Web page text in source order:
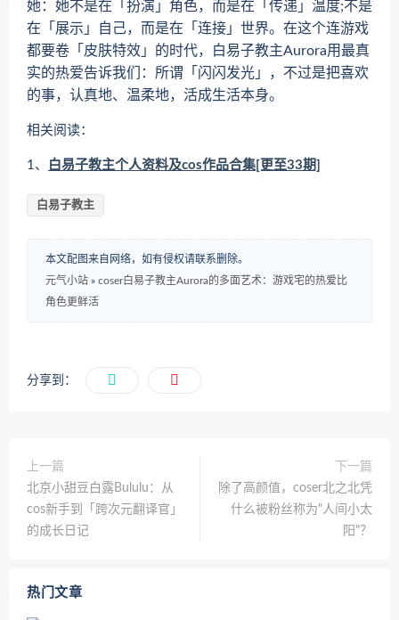
她：她不是在「扮演」角色，而是在「传递」温度;不是
在「展示」自己，而是在「连接」世界。在这个连游戏
都要卷「皮肤特效」的时代，白易子教主Aurora用最真
实的热爱告诉我们：所谓「闪闪发光」，不过是把喜欢
的事，认真地、温柔地，活成生活本身。
相关阅读：
1、 白易子教主个人资料及cos作品合集[更至33期]
白易子教主
本文配图来自网络，如有侵权请联系删除。
元气小站 » coser白易子教主Aurora的多面艺术：游戏宅的热爱比
角色更鲜活
分享到：
上一篇
北京小甜豆白露Bululu：从
cos新手到「跨次元翻译官」
的成长日记
下一篇
除了高颜值，coser北之北凭
什么被粉丝称为"人间小太
阳"？
热门文章